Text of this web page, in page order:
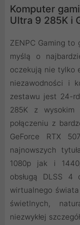
Komputer
Ultra 9 285K i
ZENPC Gaming to
myślą o
oczekują nie tylko
niezawodności i
zestawu jest 24-
285K z wysokim
połączeniu z
GeForce RTX
najnowszych
1080p jak i
obsługą DLSS
wirtualnego
świetlnych,
niezwykłej